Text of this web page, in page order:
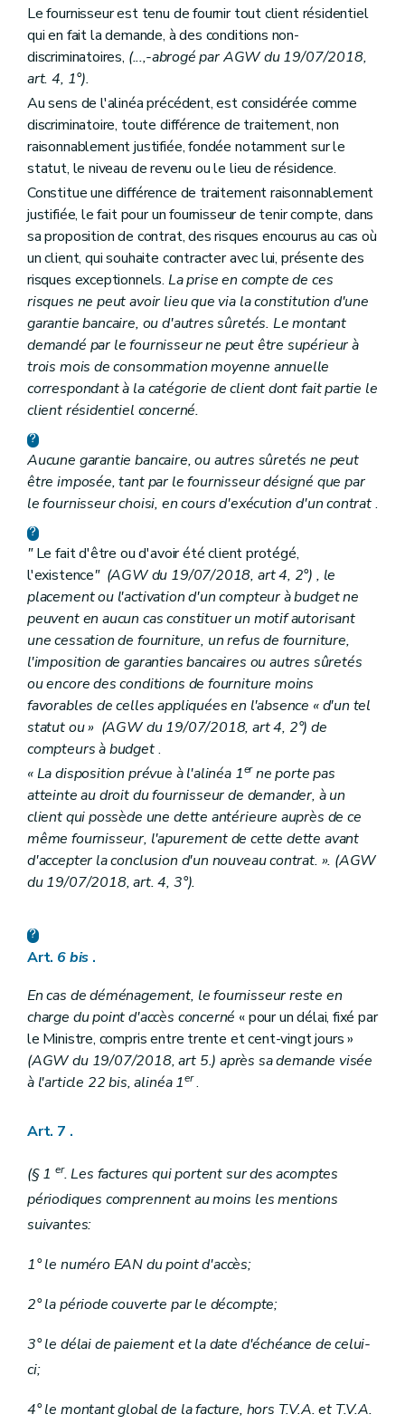
Le fournisseur est tenu de fournir tout client résidentiel
qui en fait la demande, à des conditions non-
discriminatoires, (...,-abrogé par AGW du 19/07/2018,
art. 4, 1°).
Au sens de l'alinéa précédent, est considérée comme
discriminatoire, toute différence de traitement, non
raisonnablement justifiée, fondée notamment sur le
statut, le niveau de revenu ou le lieu de résidence.
Constitue une différence de traitement raisonnablement
justifiée, le fait pour un fournisseur de tenir compte, dans
sa proposition de contrat, des risques encourus au cas où
un client, qui souhaite contracter avec lui, présente des
risques exceptionnels. La prise en compte de ces
risques ne peut avoir lieu que via la constitution d'une
garantie bancaire, ou d'autres sûretés. Le montant
demandé par le fournisseur ne peut être supérieur à
trois mois de consommation moyenne annuelle
correspondant à la catégorie de client dont fait partie le
client résidentiel concerné.
Aucune garantie bancaire, ou autres sûretés ne peut
être imposée, tant par le fournisseur désigné que par
le fournisseur choisi, en cours d'exécution d'un contrat.
"Le fait d'être ou d'avoir été client protégé,
l'existence" (AGW du 19/07/2018, art 4, 2°) , le
placement ou l'activation d'un compteur à budget ne
peuvent en aucun cas constituer un motif autorisant
une cessation de fourniture, un refus de fourniture,
l'imposition de garanties bancaires ou autres sûretés
ou encore des conditions de fourniture moins
favorables de celles appliquées en l'absence « d'un tel
statut ou » (AGW du 19/07/2018, art 4, 2°) de
compteurs à budget.
« La disposition prévue à l'alinéa 1erne porte pas
atteinte au droit du fournisseur de demander, à un
client qui possède une dette antérieure auprès de ce
même fournisseur, l'apurement de cette dette avant
d'accepter la conclusion d'un nouveau contrat. ». (AGW
du 19/07/2018, art. 4, 3°).
Art. 6bis .
En cas de déménagement, le fournisseur reste en
charge du point d'accès concerné « pour un délai, fixé par
le Ministre, compris entre trente et cent-vingt jours »
(AGW du 19/07/2018, art 5.) après sa demande visée
à l'article 22bis, alinéa 1er.
Art. 7 .
(§ 1er. Les factures qui portent sur des acomptes
périodiques comprennent au moins les mentions
suivantes:
1° le numéro EAN du point d'accès;
2° la période couverte par le décompte;
3° le délai de paiement et la date d'échéance de celui-
ci;
4° le montant global de la facture, hors T.V.A. et T.V.A.